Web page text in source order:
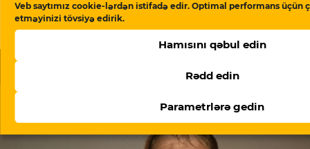
Veb saytımız cookie-lərdən istifadə edir. Optimal performans üçün
etməyinizi tövsiyə edirik.
Hamısını qəbul edin
Rədd edin
Parametrlərə gedin
Dəstək verin
Oxşar məqalələr